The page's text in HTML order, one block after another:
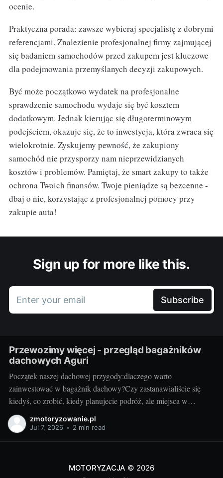
ocenie.
Praktyczna porada: zawsze wybieraj specjalistę z dobrymi
referencjami. Znalezienie profesjonalnej firmy zajmującej
się badaniem samochodów przed zakupem jest kluczowe
dla podejmowania przemyślanych decyzji zakupowych.
Być może początkowo wydatek na profesjonalne
sprawdzenie samochodu wydaje się być kosztem
dodatkowym. Jednak kierując się długoterminowym
podejściem, okazuje się, że to inwestycja, która zwraca się
wielokrotnie. Zyskujemy pewność, że zakupiony
samochód nie przysporzy nam nieprzewidzianych
kosztów i problemów. Pamiętaj, że smart zakupy to także
ochrona Twoich finansów. Twoje pieniądze są bezcenne -
dbaj o nie, korzystając z profesjonalnej pomocy przy
zakupie auta!
Sign up for more like this.
Enter your email Subscribe
Przewozimy więcej - przegląd bagażników
dachowych Aguri
Początek naszej dachowej przygody:dlaczego warto
zainwestować w bagażnik dachowy?Czy zastanawialiście się
kiedyś, co zrobić, kiedy planujecie podróż, ale miejsca w
bagażniku samochodowym zaczyna brakować? Rozwiązaniem
może być bagażnik dachowy! To praktyczny dodatek do
dodatkowy ładunek,
zmotoryzowanie.pl
Jul 7, 2026 • 2 min read
MOTORYZACJA © 2026